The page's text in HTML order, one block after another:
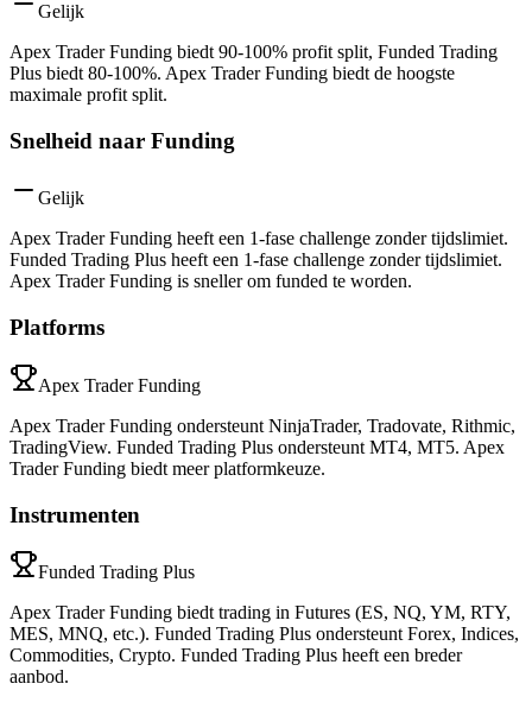
Gelijk
Apex Trader Funding biedt 90-100% profit split, Funded Trading
Plus biedt 80-100%. Apex Trader Funding biedt de hoogste
maximale profit split.
Snelheid naar Funding
Gelijk
Apex Trader Funding heeft een 1-fase challenge zonder tijdslimiet.
Funded Trading Plus heeft een 1-fase challenge zonder tijdslimiet.
Apex Trader Funding is sneller om funded te worden.
Platforms
Apex Trader Funding
Apex Trader Funding ondersteunt NinjaTrader, Tradovate, Rithmic,
TradingView. Funded Trading Plus ondersteunt MT4, MT5. Apex
Trader Funding biedt meer platformkeuze.
Instrumenten
Funded Trading Plus
Apex Trader Funding biedt trading in Futures (ES, NQ, YM, RTY,
MES, MNQ, etc.). Funded Trading Plus ondersteunt Forex, Indices,
Commodities, Crypto. Funded Trading Plus heeft een breder
aanbod.